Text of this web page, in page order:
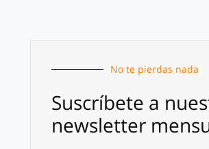
No te pierdas nada
Suscríbete a
newsletter